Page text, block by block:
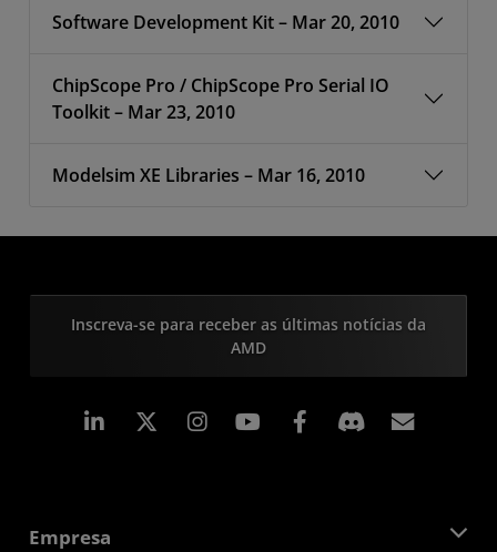
Software Development Kit – Mar 20, 2010
ChipScope Pro / ChipScope Pro Serial IO
Toolkit – Mar 23, 2010
Modelsim XE Libraries – Mar 16, 2010
Inscreva-se para receber as últimas notícias da
AMD
Linkedin Instagram Facebook
Empresa